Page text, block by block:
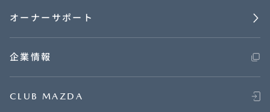
ニュースルーム
オーナーサポート
企業情報
CLUB MAZDA